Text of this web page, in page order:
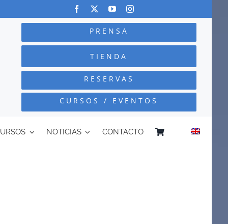
PRENSA
TIENDA
RESERVAS
CURSOS / EVENTOS
NOTICIAS CONTACTO